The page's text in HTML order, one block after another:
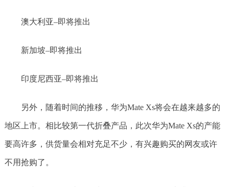
澳大利亚–即将推出
新加坡–即将推出
印度尼西亚–即将推出
另外，随着时间的推移，华为Mate Xs将会在越来越多的
地区上市。相比较第一代折叠产品，此次华为Mate Xs的产能
要高许多，供货量会相对充足不少，有兴趣购买的网友或许
不用抢购了。